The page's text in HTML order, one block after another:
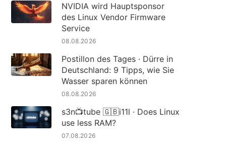
NVIDIA wird Hauptsponsor
des Linux Vendor Firmware
Service
08.08.2026
Postillon des Tages · Dürre in
Deutschland: 9 Tipps, wie Sie
Wasser sparen können
08.08.2026
s3n📺tube 🇬🇧i11l · Does Linux
use less RAM?
07.08.2026